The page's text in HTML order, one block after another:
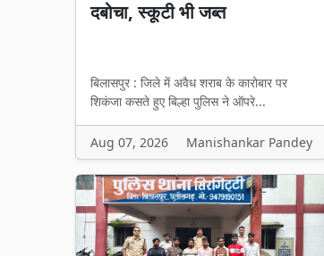
दबोचा, स्कूटी भी जब्त
बिलासपुर : जिले में अवैध शराब के कारोबार पर
शिकंजा कसते हुए बिल्हा पुलिस ने ऑपरे...
Aug 07, 2026 Manishankar Pandey